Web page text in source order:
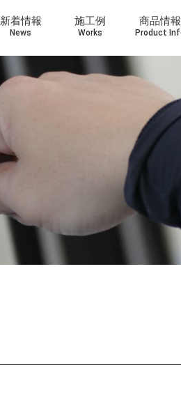
新着情報
News
施工例
Works
商品情報
Product